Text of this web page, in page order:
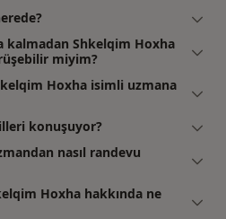
Shkelqim Hoxha
miyim?
Hoxha isimli uzmana
konuşuyor?
nasıl randevu
Hoxha hakkında ne